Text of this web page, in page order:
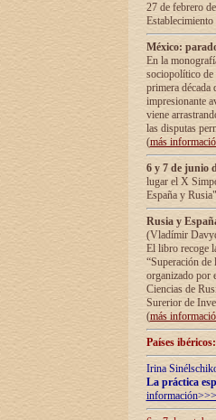
27 de febrero
México:
En la
sociopolítico de
primera década
impresionante
viene
las disputas
(más
6 y 7 de junio
lugar el X
España y
Rusia y
(Vladímir
El libro recoge
“Superación
organizado por
Ciencias de
Surerior de
(más
Países
Irina
La práctica
información>>>